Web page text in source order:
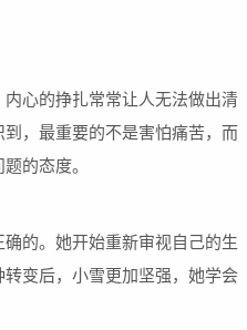
心的挣扎常常让人无法做出清
，最重要的不是害怕痛苦，而
的态度。
的。她开始重新审视自己的生
变后，小雪更加坚强，她学会